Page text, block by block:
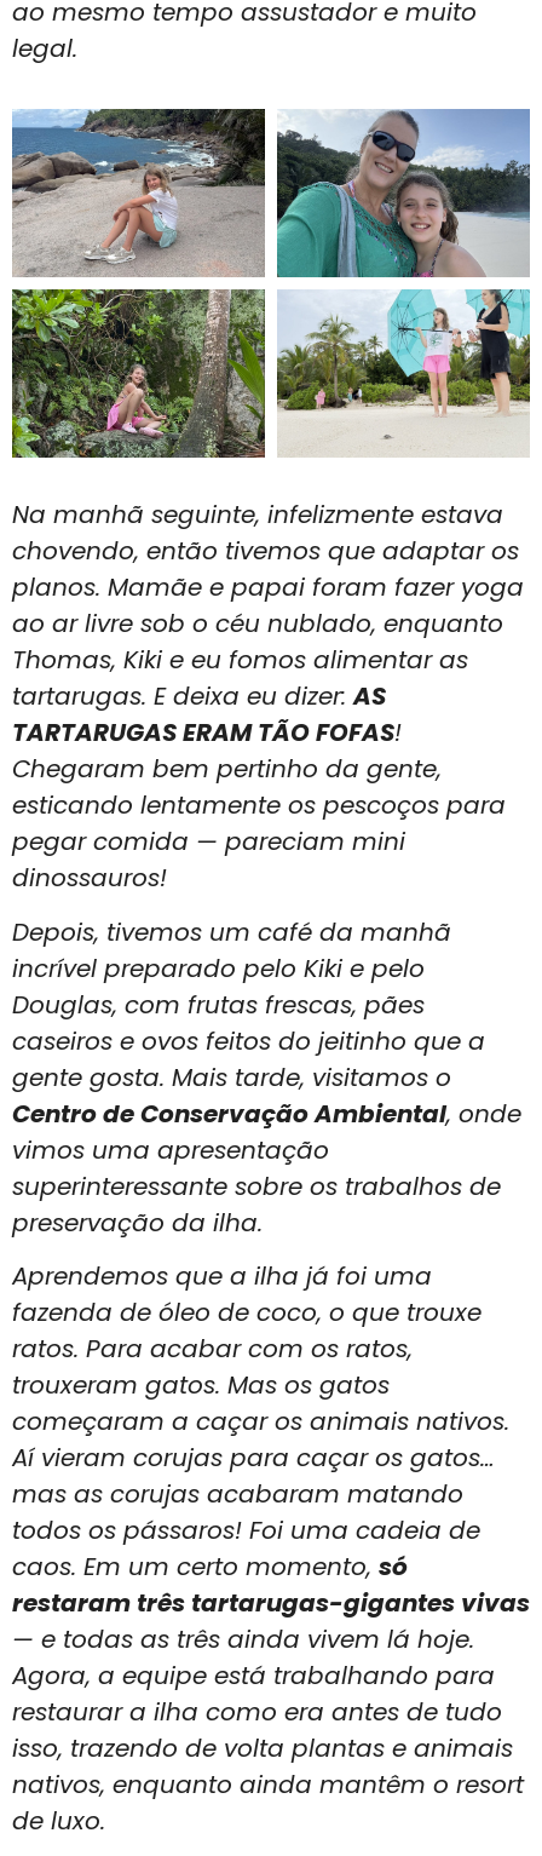
ao mesmo tempo assustador e muito
legal.
Na manhã seguinte, infelizmente estava
chovendo, então tivemos que adaptar os
planos. Mamãe e papai foram fazer yoga
ao ar livre sob o céu nublado, enquanto
Thomas, Kiki e eu fomos alimentar as
tartarugas. E deixa eu dizer:AS
TARTARUGAS ERAM TÃO FOFAS!
Chegaram bem pertinho da gente,
esticando lentamente os pescoços para
pegar comida — pareciam mini
dinossauros!
Depois, tivemos um café da manhã
incrível preparado pelo Kiki e pelo
Douglas, com frutas frescas, pães
caseiros e ovos feitos do jeitinho que a
gente gosta. Mais tarde, visitamos o
Centro de Conservação Ambiental, onde
vimos uma apresentação
superinteressante sobre os trabalhos de
preservação da ilha.
Aprendemos que a ilha já foi uma
fazenda de óleo de coco, o que trouxe
ratos. Para acabar com os ratos,
trouxeram gatos. Mas os gatos
começaram a caçar os animais nativos.
Aí vieram corujas para caçar os gatos…
mas as corujas acabaram matando
todos os pássaros! Foi uma cadeia de
caos. Em um certo momento, só
restaram três tartarugas-gigantes vivas
— e todas as três ainda vivem lá hoje.
Agora, a equipe está trabalhando para
restaurar a ilha como era antes de tudo
isso, trazendo de volta plantas e animais
nativos, enquanto ainda mantêm o resort
de luxo.